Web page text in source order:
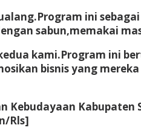
ini
sabun,memakai
kami.Program ini
bisnis yang
Kebudayaan
Rls]